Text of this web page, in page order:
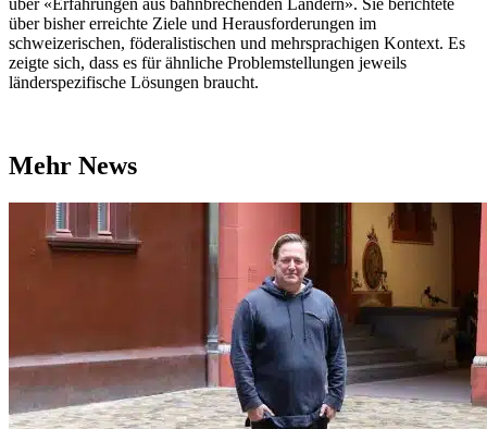
über «Erfahrungen aus bahnbrechenden Ländern». Sie berichtete
über bisher erreichte Ziele und Herausforderungen im
schweizerischen, föderalistischen und mehrsprachigen Kontext. Es
zeigte sich, dass es für ähnliche Problemstellungen jeweils
länderspezifische Lösungen braucht.
Mehr News